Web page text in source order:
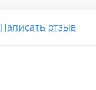
Написать отзыв